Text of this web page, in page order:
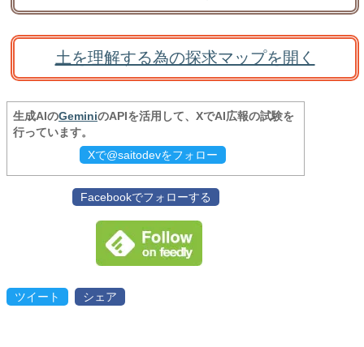
土を理解する為の探求マップを開く
生成AIのGeminiのAPIを活用して、XでAI広報の試験を
行っています。
Xで@saitodevをフォロー
Facebookでフォローする
ツイート シェア